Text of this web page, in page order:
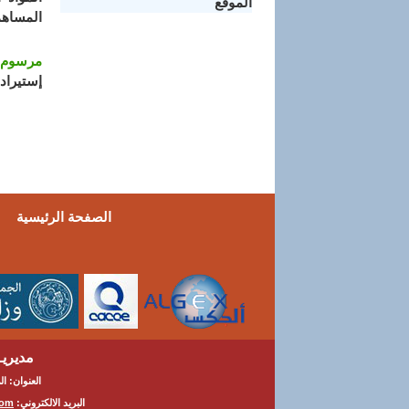
مرسوم
الصفحة الرئيسية
العنوان:
البريد الالكتروني: